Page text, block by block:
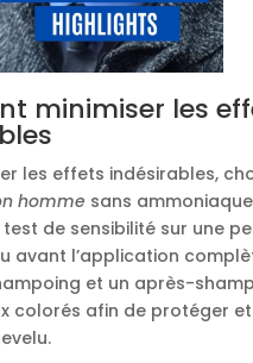
minimiser les
les effets indésirables,
homme sans
test de sensibilité sur une
avant l’application
et un après-
colorés afin de protéger